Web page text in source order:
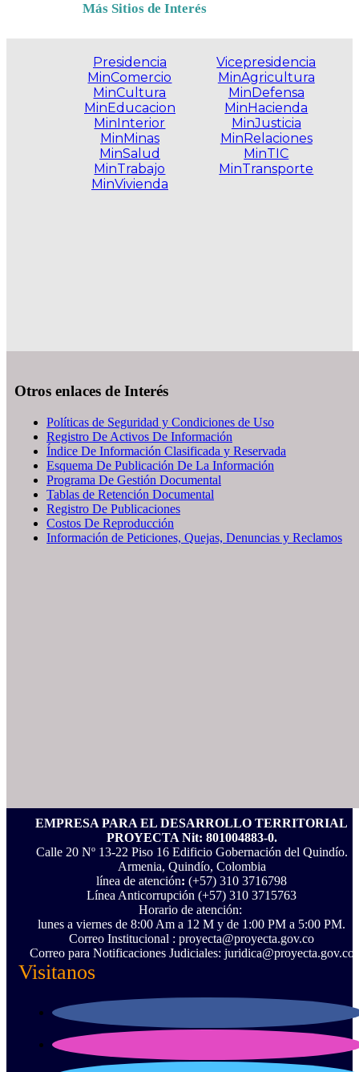
Más Sitios de Interés
Presidencia
MinComercio
MinCultura
MinEducacion
MinInterior
MinMinas
MinSalud
MinTrabajo
MinVivienda
Vicepresidencia
MinAgricultura
MinDefensa
MinHacienda
MinJusticia
MinRelaciones
MinTIC
MinTransporte
Otros enlaces de Interés
Políticas de Seguridad y Condiciones de Uso
Registro De Activos De Información
Índice De Información Clasificada y Reservada
Esquema De Publicación De La Información
Programa De Gestión Documental
Tablas de Retención Documental
Registro De Publicaciones
Costos De Reproducción
Información de Peticiones, Quejas, Denuncias y Reclamos
EMPRESA PARA EL DESARROLLO TERRITORIAL
PROYECTA Nit: 801004883-0.
Calle 20 Nº 13-22 Piso 16 Edificio Gobernación del Quindío.
Armenia, Quindío, Colombia
línea de atención: (+57) 310 3716798
Línea Anticorrupción ‪(+57) 310 3715763‬
Horario de atención:
lunes a viernes de 8:00 Am a 12 M y de 1:00 PM a 5:00 PM.
Correo Institucional : proyecta@proyecta.gov.co
Correo para Notificaciones Judiciales: juridica@proyecta.gov.co
Visitanos